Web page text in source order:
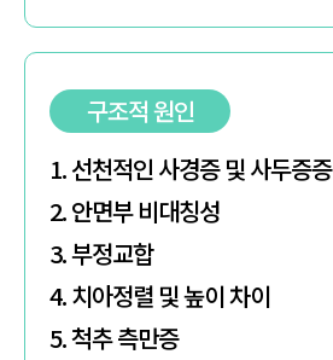
구조적 원인
1. 선천적인 사경증 및 사두증증
2. 안면부 비대칭성
3. 부정교합
4. 치아정렬 및 높이 차이
5. 척추 측만증